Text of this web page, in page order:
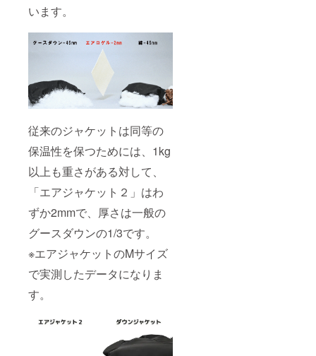
います。
従来のジャケットは同等の
保温性を保つためには、1kg
以上も重さがある対して、
「エアジャケット２」はわ
ずか2mmで、厚さは一般の
グースダウンの1/3です。
※エアジャケットのMサイズ
で実測したデータになりま
す。